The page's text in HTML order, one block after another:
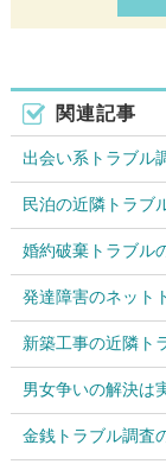
関連記事
出会い系トラブル
民泊の近隣トラブ
婚約破棄トラブル
発達障害のネット
新築工事の近隣ト
男女争いの解決は
金銭トラブル調査